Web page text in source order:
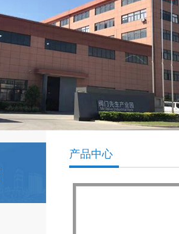
产品中心